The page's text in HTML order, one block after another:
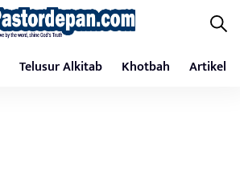
Telusur Alkitab Khotbah Artikel